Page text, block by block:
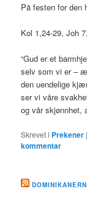
På festen for den
Kol 1,24-29, Joh
“Gud er et
selv som vi er –
den uendelige
ser vi våre
og vår skjønnhet,
Skrevet i Prekener |
kommentar